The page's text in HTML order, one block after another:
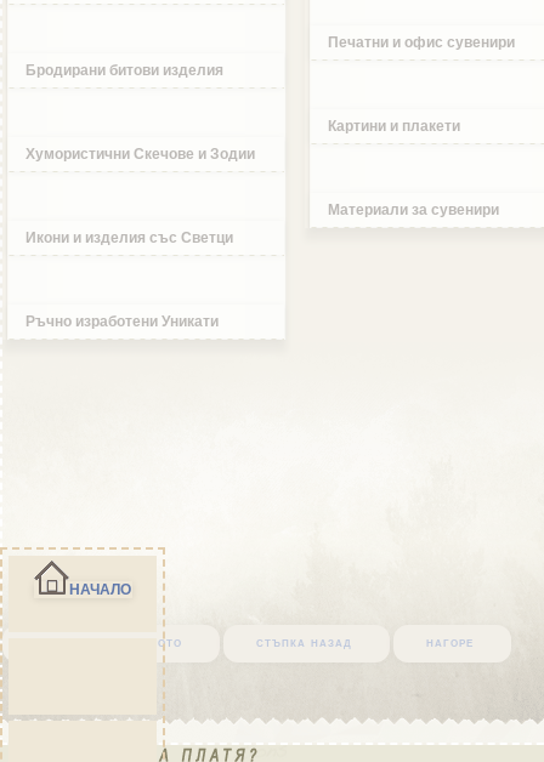
Бродирани битови изделия
Хумористични Скечове и Зодии
Икони и изделия със Светци
Ръчно изработени Уникати
Печатни и офис сувенири
Картини и плакети
Материали за сувенири
върни се в началото стъпка назад нагоре
НАЧАЛО